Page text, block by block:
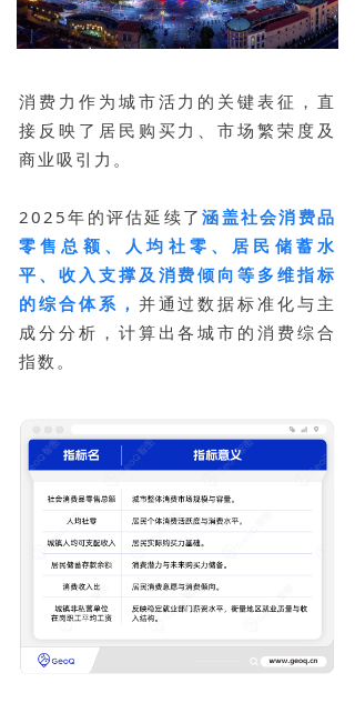
消费力作为城市活力的关键表征，直
接反映了居民购买力、市场繁荣度及
商业吸引力。
2025年的评估延续了涵盖社会消费品
零售总额、人均社零、居民储蓄水
平、收入支撑及消费倾向等多维指标
的综合体系， 并通过数据标准化与主
成分分析，计算出各城市的消费综合
指数。